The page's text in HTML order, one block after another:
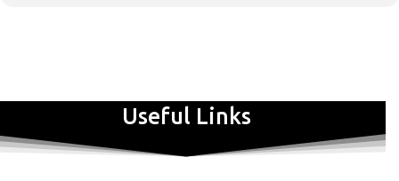
Useful Links